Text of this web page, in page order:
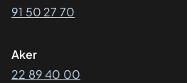
91 50 27 70
Aker
22 89 40 00